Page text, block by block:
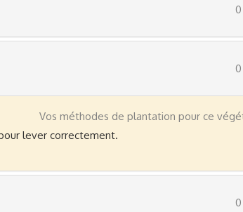
0
0
Vos méthodes de plantation pour ce
lever correctement.
0